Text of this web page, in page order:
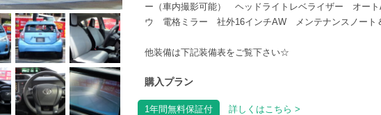
ー（車内撮影可能） ヘッドライトレベライザー オー
ウ 電格ミラー 社外16インチAW メンテナンスノート
他装備は下記装備表をご覧下さい☆
購入プラン
1年間無料保証付 詳しくはこちら >